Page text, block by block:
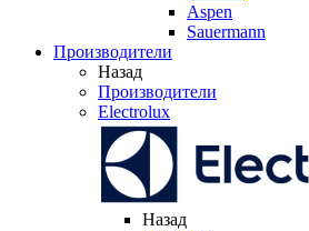
Aspen
Sauermann
Производители
Назад
Производители
Electrolux
Назад